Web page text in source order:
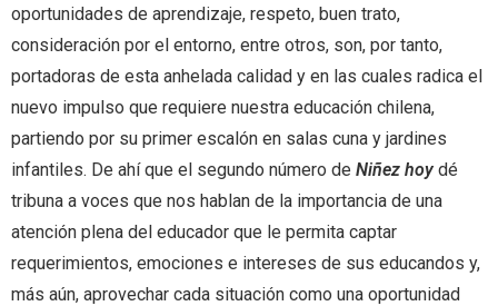
oportunidades de aprendizaje, respeto, buen trato,
consideración por el entorno, entre otros, son, por tanto,
portadoras de esta anhelada calidad y en las cuales radica el
nuevo impulso que requiere nuestra educación chilena,
partiendo por su primer escalón en salas cuna y jardines
infantiles. De ahí que el segundo número de Niñez hoydé
tribuna a voces que nos hablan de la importancia de una
atención plena del educador que le permita captar
requerimientos, emociones e intereses de sus educandos y,
más aún, aprovechar cada situación como una oportunidad